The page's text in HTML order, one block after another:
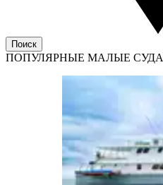
Поиск
ПОПУЛЯРНЫЕ МАЛЫЕ СУДА